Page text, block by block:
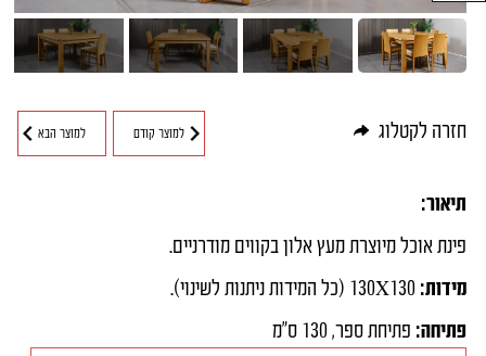
חיפוש מוצרים
תיאור:
פינת אוכל מיוצרת מעץ אלון בקווים מודרניים.
מידות:
פתיחה: פתיחת ספר, 130 ס"מ
חזרה לקטלוג למוצר קודם למוצר הבא